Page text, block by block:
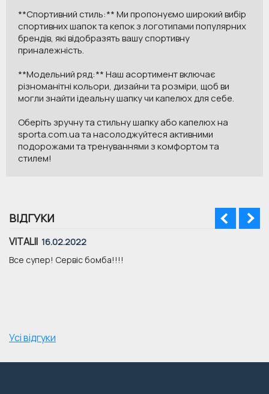
**Спортивний стиль:** Ми пропонуємо широкий вибір
спортивних шапок та кепок з логотипами популярних
брендів, які відобразять вашу спортивну
приналежність.
**Модельний ряд:** Наш асортимент включає
різноманітні кольори, дизайни та розміри, щоб ви
могли знайти ідеальну шапку чи капелюх для себе.
Оберіть зручну та стильну шапку або капелюх на
sporta.com.ua та насолоджуйтеся активними
подорожами та тренуваннями з комфортом та
стилем!
ВІДГУКИ
VITALII 16.02.2022
Все супер! Сервіс бомба!!!!
Усі відгуки